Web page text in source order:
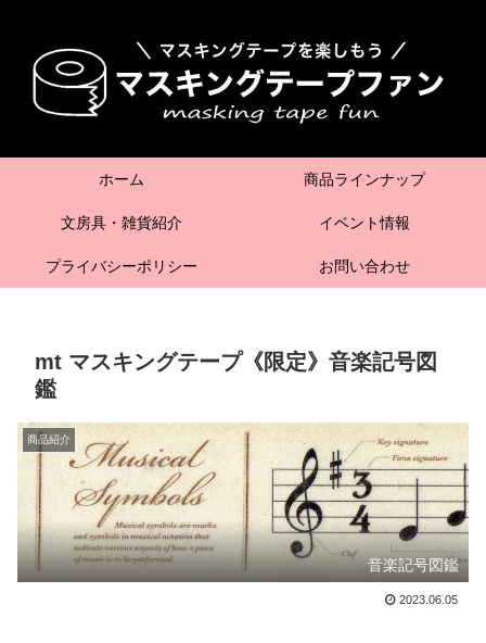
ホーム 商品ラインナップ
文房具・雑貨紹介 イベント情報
プライバシーポリシー お問い合わせ
mt マスキングテープ《限定》音楽記号図
鑑
商品紹介
音楽記号図鑑
2023.06.05